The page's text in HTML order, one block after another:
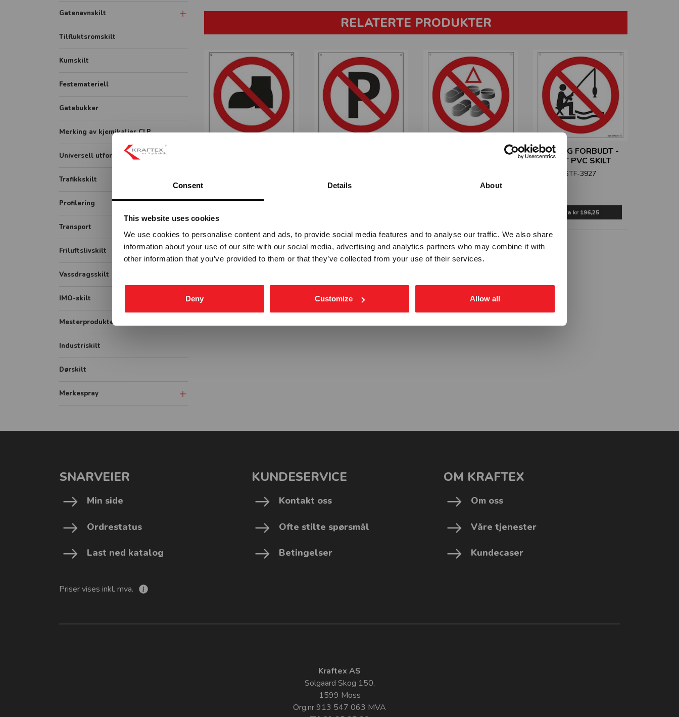
Consent Details About
This website uses cookies
We use cookies to personalise content and ads, to provide social media features and to analyse our traffic. We also share
information about your use of our site with our social media, advertising and analytics partners who may combine it with
other information that you’ve provided to them or that they’ve collected from your use of their services.
Deny Customize Allow all
Rollup
FHI plakater
Gatenavnskilt
Gatenavn refleks aluminium
Tilfluktsromskilt
Kumskilt
Festemateriell
Gatebukker
Merking av kjemikalier CLP
Universell utforming
Symbolskilt
Piktogram skilt
Trafikkskilt
Forbudsskilt
Opplysningsskilt
Fareskilt
Markering
Vikeplikt og forskjørsrett
Profilering
Transport
ADR / farlig gods
Container
Friluftslivskilt
Vassdragsskilt
Vassdrag målestav
Vassdrag opplysningsskilt
Vassdrag forbudsskilt
Vassdrag underskilt
IMO-skilt
IMO Safety signs
IMO Combination signs
Mesterprodukter
Industriskilt
Dørskilt
Merkespray
Linjemarkering
RELATERTE PRODUKTER
MEDIKAMENTER MED
FISKING FORBUDT -
HVIT PVC SKILT
STF-3927
Fra kr 196,25
SNARVEIER
Min side
Ordrestatus
Last ned katalog
KUNDESERVICE
Kontakt oss
Ofte stilte spørsmål
Betingelser
OM KRAFTEX
Om oss
Våre tjenester
Kundecaser
Priser vises inkl. mva.
Kraftex AS
Solgaard Skog 150,
1599 Moss
Org.nr 913 547 063 MVA
BEDRIFT
ekskl. mva.
PRIVAT
inkl. mva.